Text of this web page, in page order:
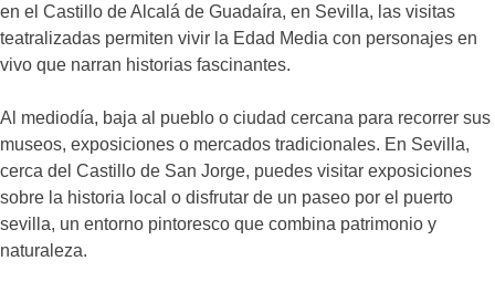
en el Castillo de Alcalá de Guadaíra, en Sevilla, las visitas
teatralizadas permiten vivir la Edad Media con personajes en
vivo que narran historias fascinantes.
Al mediodía, baja al pueblo o ciudad cercana para recorrer sus
museos, exposiciones o mercados tradicionales. En Sevilla,
cerca del Castillo de San Jorge, puedes visitar exposiciones
sobre la historia local o disfrutar de un paseo por el puerto
sevilla, un entorno pintoresco que combina patrimonio y
naturaleza.